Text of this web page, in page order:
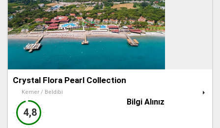
Crystal Flora Pearl Collection
Kemer / Beldibi
4,8
Bilgi Alınız